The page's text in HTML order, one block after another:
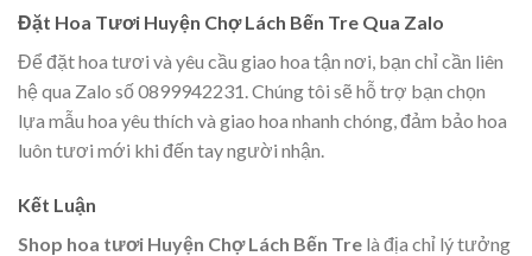
Đặt Hoa Tươi Huyện Chợ Lách Bến Tre Qua Zalo
Để đặt hoa tươi và yêu cầu giao hoa tận nơi, bạn chỉ cần liên
hệ qua Zalo số 0899942231. Chúng tôi sẽ hỗ trợ bạn chọn
lựa mẫu hoa yêu thích và giao hoa nhanh chóng, đảm bảo hoa
luôn tươi mới khi đến tay người nhận.
Kết Luận
Shop hoa tươi Huyện Chợ Lách Bến Tre là địa chỉ lý tưởng